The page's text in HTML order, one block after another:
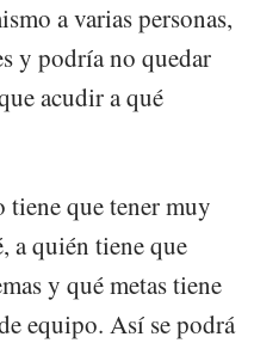
a varias personas,
y podría no quedar
acudir a qué
tiene que tener muy
a quién tiene que
y qué metas tiene
equipo. Así se podrá